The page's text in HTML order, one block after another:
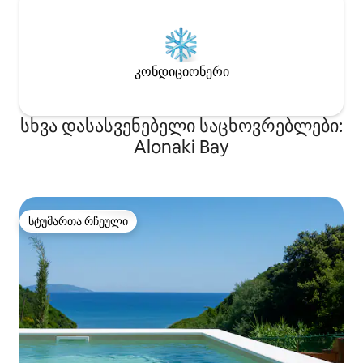
კონდიციონერი
სხვა დასასვენებელი საცხოვრებლები:
Alonaki Bay
სტუმართა რჩეული
სტუმართა რჩეული